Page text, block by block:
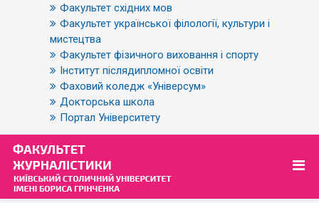
Факультет східних мов
Факультет української філології, культури і
мистецтва
Факультет фізичного виховання і спорту
Інститут післядипломної освіти
Фаховий коледж «Універсум»
Докторська школа
Портал Університету